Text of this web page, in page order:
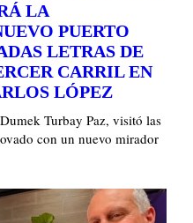
LA
PUERTO
LETRAS DE
CARRIL EN
LÓPEZ
Turbay Paz, visitó las
con un nuevo mirador